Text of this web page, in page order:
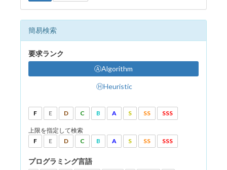
簡易検索
要求ランク
ⒶAlgorithm
ⒽHeuristic
F E D C B A S SS SSS
上限を指定して検索
F
E D C B A S SS SSS
プログラミング言語